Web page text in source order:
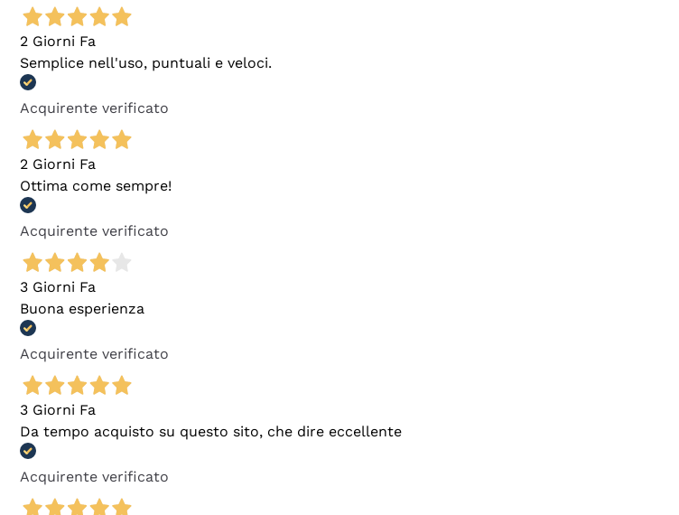
2 Giorni Fa
Semplice nell'uso, puntuali e veloci.
Acquirente verificato
2 Giorni Fa
Ottima come sempre!
Acquirente verificato
3 Giorni Fa
Buona esperienza
Acquirente verificato
3 Giorni Fa
Da tempo acquisto su questo sito, che dire eccellente
Acquirente verificato